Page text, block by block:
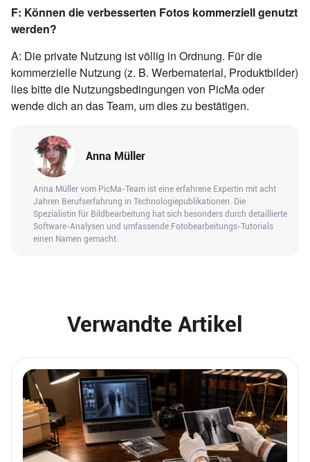
F: Können die verbesserten Fotos kommerziell genutzt
werden?
A: Die private Nutzung ist völlig in Ordnung. Für die
kommerzielle Nutzung (z. B. Werbematerial, Produktbilder)
lies bitte die Nutzungsbedingungen von PicMa oder
wende dich an das Team, um dies zu bestätigen.
Anna Müller
Anna Müller vom PicMa-Team ist eine erfahrene Expertin mit acht
Jahren Berufserfahrung in Technologiepublikationen. Die
Spezialistin für Bildbearbeitung hat sich besonders durch detaillierte
Software-Analysen und umfassende Fotobearbeitungs-Tutorials
einen Namen gemacht.
Verwandte Artikel